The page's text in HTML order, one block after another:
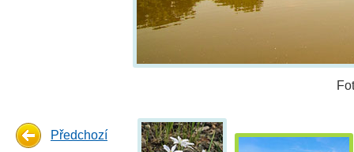
Předchozí